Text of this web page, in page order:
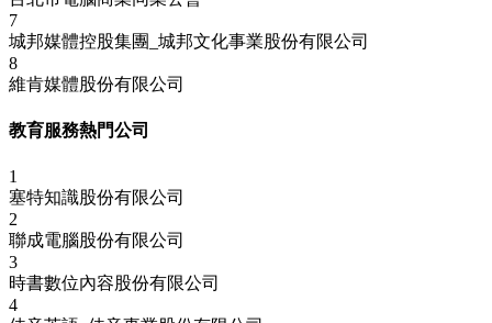
7
城邦媒體控股集團_城邦文化事業股份有限公司
8
維肯媒體股份有限公司
教育服務熱門公司
1
塞特知識股份有限公司
2
聯成電腦股份有限公司
3
時書數位內容股份有限公司
4